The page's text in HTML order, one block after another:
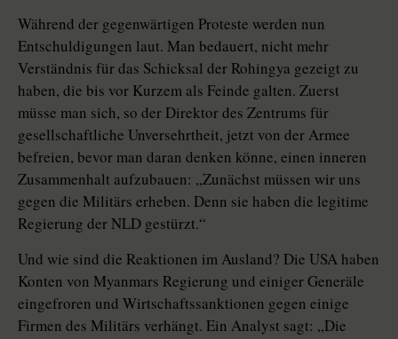
Während der gegenwärtigen Proteste werden nun
Entschuldigungen laut. Man bedauert, nicht mehr
Verständnis für das Schicksal der Rohingya gezeigt zu
haben, die bis vor Kurzem als Feinde galten. Zuerst
müsse man sich, so der Direktor des Zentrums für
gesellschaftliche Unversehrtheit, jetzt von der Armee
befreien, bevor man daran denken könne, einen inneren
Zusammenhalt aufzubauen: „Zunächst müssen wir uns
gegen die Militärs erheben. Denn sie haben die legitime
Regierung der NLD gestürzt.“
Und wie sind die Reaktionen im Ausland? Die USA haben
Konten von Myanmars Regierung und einiger Generäle
eingefroren und Wirtschaftssanktionen gegen einige
Firmen des Militärs verhängt. Ein Analyst sagt: „Die